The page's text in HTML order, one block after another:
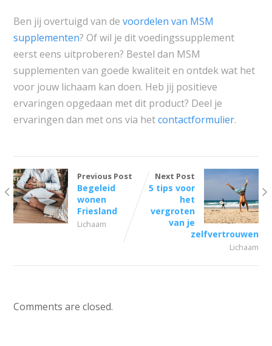
Ben jij overtuigd van de voordelen van MSM
supplementen? Of wil je dit voedingssupplement
eerst eens uitproberen? Bestel dan MSM
supplementen van goede kwaliteit en ontdek wat het
voor jouw lichaam kan doen. Heb jij positieve
ervaringen opgedaan met dit product? Deel je
ervaringen dan met ons via hetcontactformulier.
Previous Post
Begeleid
wonen
Friesland
Lichaam
Next Post
5 tips voor
het
vergroten
van je
zelfvertrouwen
Lichaam
Comments are closed.